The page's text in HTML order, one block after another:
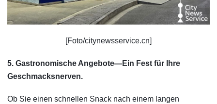
[Foto/citynewsservice.cn]
5. Gastronomische Angebote—Ein Fest für Ihre
Geschmacksnerven.
Ob Sie einen schnellen Snack nach einem langen